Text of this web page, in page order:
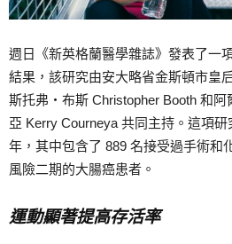
週日《新英格蘭醫學雜誌》發表了一
結果，該研究由安大略省金斯頓市皇
斯托弗‧布斯 Christopher Booth 和
亞 Kerry Courneya 共同主持。這項
年，其中包含了 889 名接受過手術和
風險二期的大腸癌患者。
運動顯著提高存活率